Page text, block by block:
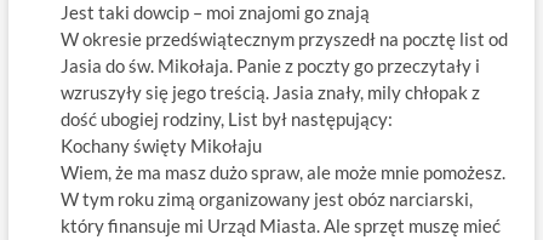
Jest taki dowcip – moi znajomi go znają
W okresie przedświątecznym przyszedł na pocztę list od
Jasia do św. Mikołaja. Panie z poczty go przeczytały i
wzruszyły się jego treścią. Jasia znały, mily chłopak z
dość ubogiej rodziny, List był następujący:
Kochany święty Mikołaju
Wiem, że ma masz dużo spraw, ale może mnie pomożesz.
W tym roku zimą organizowany jest obóz narciarski,
który finansuje mi Urząd Miasta. Ale sprzęt muszę mieć